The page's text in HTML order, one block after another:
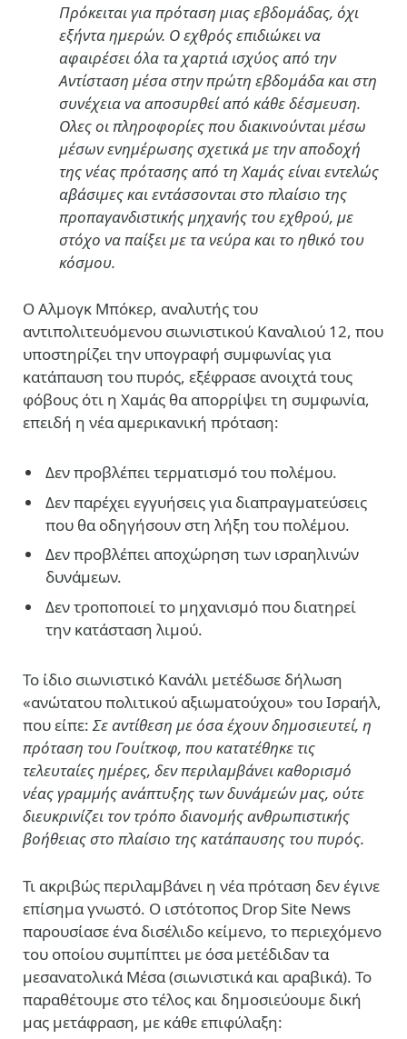
Πρόκειται για πρόταση μιας εβδομάδας, όχι
εξήντα ημερών. Ο εχθρός επιδιώκει να
αφαιρέσει όλα τα χαρτιά ισχύος από την
Αντίσταση μέσα στην πρώτη εβδομάδα και στη
συνέχεια να αποσυρθεί από κάθε δέσμευση.
Ολες οι πληροφορίες που διακινούνται μέσω
μέσων ενημέρωσης σχετικά με την αποδοχή
της νέας πρότασης από τη Χαμάς είναι εντελώς
αβάσιμες και εντάσσονται στο πλαίσιο της
προπαγανδιστικής μηχανής του εχθρού, με
στόχο να παίξει με τα νεύρα και το ηθικό του
κόσμου.
Ο Αλμογκ Μπόκερ, αναλυτής του
αντιπολιτευόμενου σιωνιστικού Καναλιού 12, που
υποστηρίζει την υπογραφή συμφωνίας για
κατάπαυση του πυρός, εξέφρασε ανοιχτά τους
φόβους ότι η Χαμάς θα απορρίψει τη συμφωνία,
επειδή η νέα αμερικανική πρόταση:
Δεν προβλέπει τερματισμό του πολέμου.
Δεν παρέχει εγγυήσεις για διαπραγματεύσεις
που θα οδηγήσουν στη λήξη του πολέμου.
Δεν προβλέπει αποχώρηση των ισραηλινών
δυνάμεων.
Δεν τροποποιεί το μηχανισμό που διατηρεί
την κατάσταση λιμού.
Το ίδιο σιωνιστικό Κανάλι μετέδωσε δήλωση
«ανώτατου πολιτικού αξιωματούχου» του Ισραήλ,
που είπε:Σε αντίθεση με όσα έχουν δημοσιευτεί, η
πρόταση του Γουίτκοφ, που κατατέθηκε τις
τελευταίες ημέρες, δεν περιλαμβάνει καθορισμό
νέας γραμμής ανάπτυξης των δυνάμεών μας, ούτε
διευκρινίζει τον τρόπο διανομής ανθρωπιστικής
βοήθειας στο πλαίσιο της κατάπαυσης του πυρός.
Τι ακριβώς περιλαμβάνει η νέα πρόταση δεν έγινε
επίσημα γνωστό. Ο ιστότοπος Drop Site News
παρουσίασε ένα δισέλιδο κείμενο, το περιεχόμενο
του οποίου συμπίπτει με όσα μετέδιδαν τα
μεσανατολικά Μέσα (σιωνιστικά και αραβικά). Το
παραθέτουμε στο τέλος και δημοσιεύουμε δική
μας μετάφραση, με κάθε επιφύλαξη: